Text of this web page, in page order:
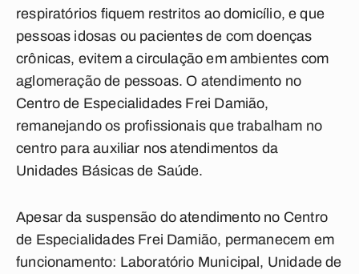
respiratórios fiquem restritos ao domicílio, e que
pessoas idosas ou pacientes de com doenças
crônicas, evitem a circulação em ambientes com
aglomeração de pessoas. O atendimento no
Centro de Especialidades Frei Damião,
remanejando os profissionais que trabalham no
centro para auxiliar nos atendimentos da
Unidades Básicas de Saúde.
Apesar da suspensão do atendimento no Centro
de Especialidades Frei Damião, permanecem em
funcionamento: Laboratório Municipal, Unidade de